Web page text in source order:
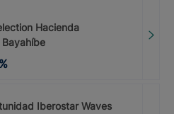
Hacienda
Iberostar Waves